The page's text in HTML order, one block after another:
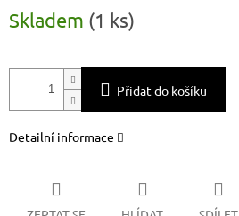
cena:
Skladem (1 ks)
Přidat do košíku
Detailní informace